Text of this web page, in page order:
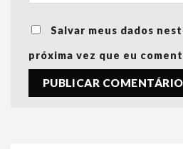
Salvar meus dados
próxima vez que eu